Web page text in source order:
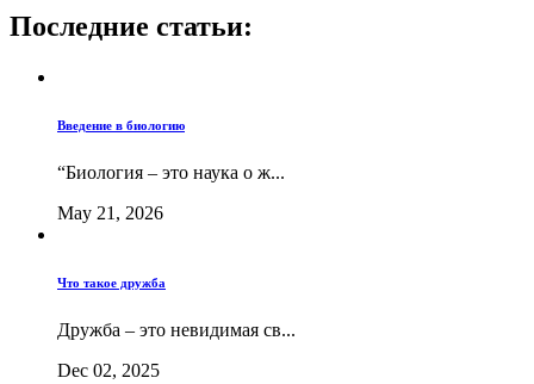
Последние статьи:
Введение в биологию
“Биология – это наука о ж...
May 21, 2026
Что такое дружба
Дружба – это невидимая св...
Dec 02, 2025